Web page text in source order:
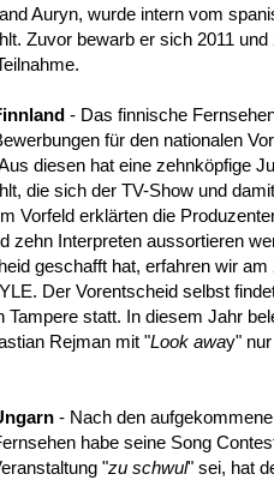
Auryn, wurde intern vom
Zuvor bewarb er sich 2011
- Das finnische
für den nationalen
diesen hat eine zehnköpfige
die sich der TV-Show und
Vorfeld erklärten die
zehn Interpreten aussortieren
geschafft hat, erfahren wir
Der Vorentscheid selbst
Tampere statt. In diesem Jahr
Rejman mit "Look away"
- Nach den
habe seine Song
"zu schwul" sei, hat